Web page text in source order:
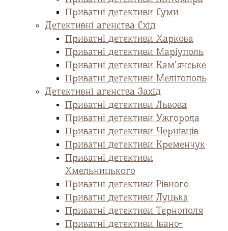
Приватні детективи Суми
Детективні агенства Схід
Приватні детективи Харкова
Приватні детективи Маріуполь
Приватні детективи Кам’янське
Приватні детективи Мелітополь
Детективні агенства Захід
Приватні детективи Львова
Приватні детективи Ужгорода
Приватні детективи Чернівців
Приватні детективи Кременчук
Приватні детективи
Хмельницького
Приватні детективи Рівного
Приватні детективи Луцька
Приватні детективи Тернополя
Приватні детективи Івано-